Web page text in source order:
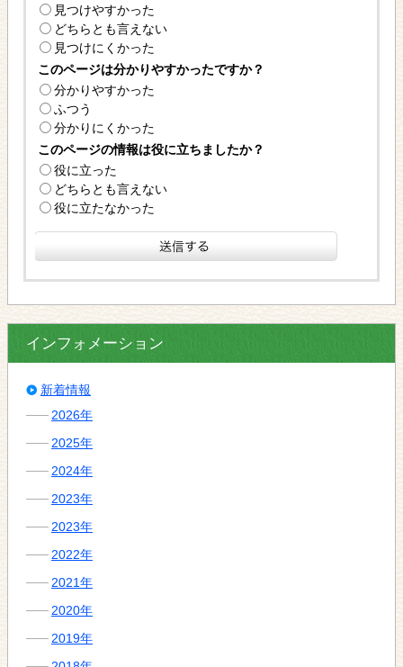
見つけやすかった
どちらとも言えない
見つけにくかった
このページは分かりやすかったですか？
分かりやすかった
ふつう
分かりにくかった
このページの情報は役に立ちましたか？
役に立った
どちらとも言えない
役に立たなかった
インフォメーション
新着情報
2026年
2025年
2024年
2023年
2023年
2022年
2021年
2020年
2019年